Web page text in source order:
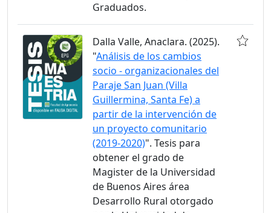
Graduados.
Dalla Valle, Anaclara. (2025).
"Análisis de los cambios
socio - organizacionales del
Paraje San Juan (Villa
Guillermina, Santa Fe) a
partir de la intervención de
un proyecto comunitario
(2019-2020)". Tesis para
obtener el grado de
Magister de la Universidad
de Buenos Aires área
Desarrollo Rural otorgado